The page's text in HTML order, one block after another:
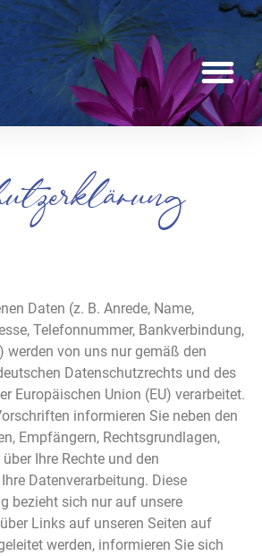
Daten (z. B. Anrede, Name,
Telefonnummer, Bankverbindung,
werden von uns nur gemäß den
Datenschutzrechts und des
Europäischen Union (EU) verarbeitet.
informieren Sie neben den
Empfängern, Rechtsgrundlagen,
Ihre Rechte und den
Datenverarbeitung. Diese
bezieht sich nur auf unsere
Links auf unseren Seiten auf
werden, informieren Sie sich